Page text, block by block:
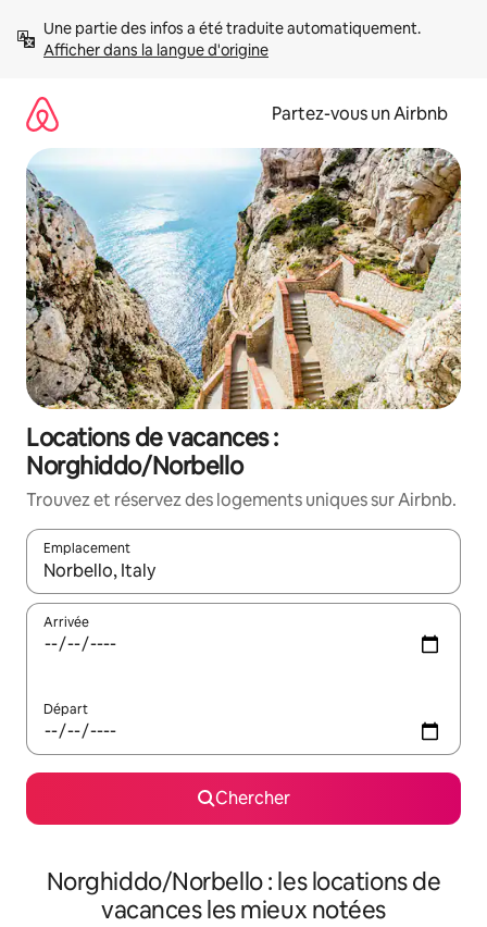
directement
Afficher dans la langue d'origine
Partez-vous un Airbnb
Locations de vacances :
Norghiddo/Norbello
Trouvez et réservez des logements uniques sur Airbnb.
Emplacement
Quand les résultats sont affichés, parcourez-les en utilisant
Arrivée
Départ
Chercher
Norghiddo/Norbello : les locations de
vacances les mieux notées